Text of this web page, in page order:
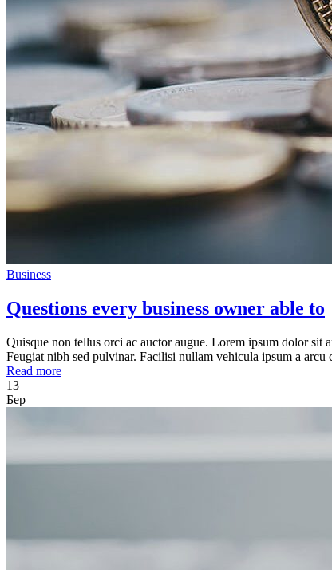
Business
Questions every business owner able to
Quisque non tellus orci ac auctor augue. Lorem ipsum dolor sit
Feugiat nibh sed pulvinar. Facilisi nullam vehicula ipsum a
Read more
13
Бер